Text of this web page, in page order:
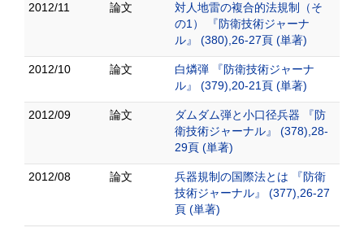
2012/11 論文
対人地雷の複合的法規制（そ
の1） 『防衛技術ジャーナ
ル』 (380),26-27頁 (単著)
2012/10 論文
白燐弾 『防衛技術ジャーナ
ル』 (379),20-21頁 (単著)
2012/09 論文
ダムダム弾と小口径兵器 『防
衛技術ジャーナル』 (378),28-
29頁 (単著)
2012/08 論文
兵器規制の国際法とは 『防衛
技術ジャーナル』 (377),26-27
頁 (単著)